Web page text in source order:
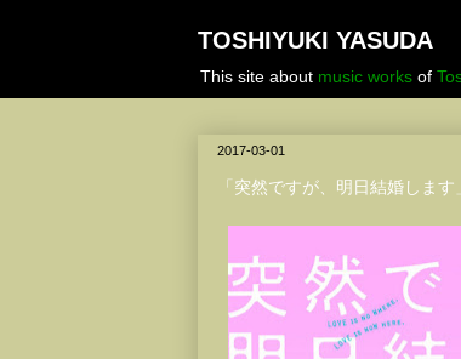
TOSHIYUKI YASUDA
This site about music works of
2017-03-01
「突然ですが、明日結婚しま